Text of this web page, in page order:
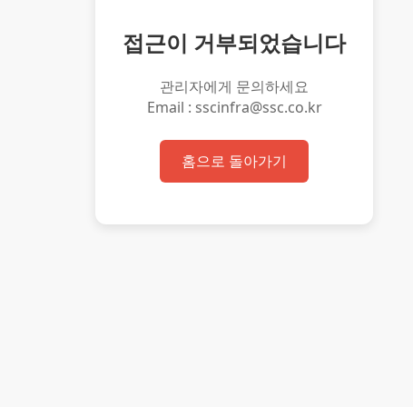
접근이 거부되었습니다
관리자에게 문의하세요
Email : sscinfra@ssc.co.kr
홈으로 돌아가기